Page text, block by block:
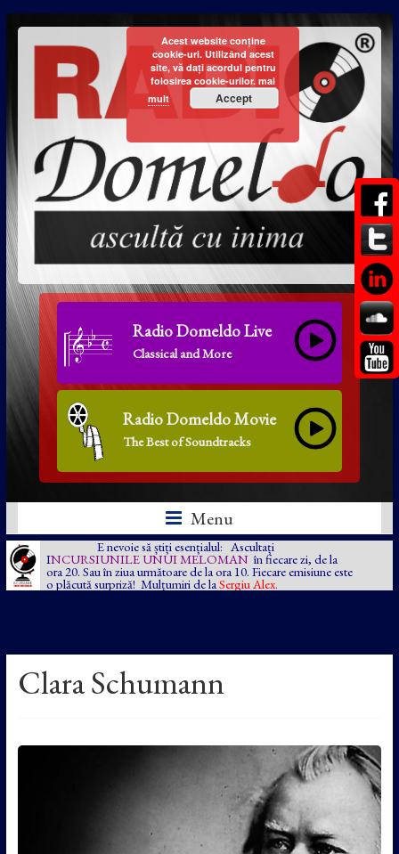
Radio Domeldo Live
Classical and More
Radio Domeldo Movie
The Best of Soundtracks
Menu
E nevoie să știți esențialul: Ascultați
INCURSIUNILE UNUI MELOMAN în fiecare zi, de la
ora 20. Sau în ziua următoare de la ora 10. Fiecare emisiune este
o plăcută surpriză! Mulțumiri de la Sergiu Alex.
Clara Schumann
Acest website conține
cookie-uri. Utilizând acest
site, vă dați acordul pentru
folosirea cookie-urilor. mai
mult
Accept